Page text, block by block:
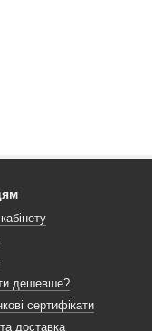
дешевше?
сертифікати
доставка